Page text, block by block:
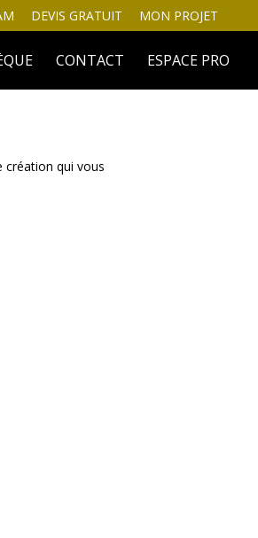
DEVIS GRATUIT MON PROJET
CONTACT ESPACE PRO
création qui vous